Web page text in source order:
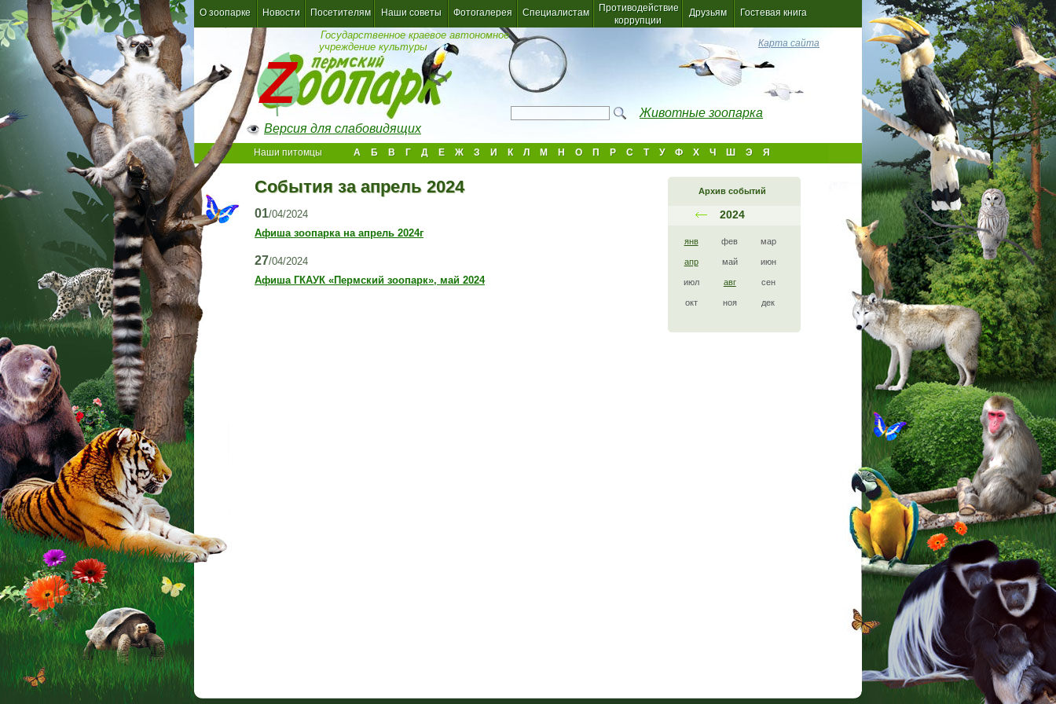
О зоопарке Новости Посетителям Наши советы Фотогалерея Специалистам
Противодействие
коррупции
Друзьям Гостевая книга
Государственное краевое автономное
учреждение культуры
Животные зоопарка
Карта сайта
Версия для слабовидящих
Наши питомцы А Б В Г Д Е Ж З И К Л М Н О П Р С Т У Ф Х Ч Ш Э Я
Архив событий
2024
янв фев мар
апр май июн
июл авг сен
окт ноя дек
События за апрель 2024
01/04/2024
Афиша зоопарка на апрель 2024г
27/04/2024
Афиша ГКАУК «Пермский зоопарк», май 2024